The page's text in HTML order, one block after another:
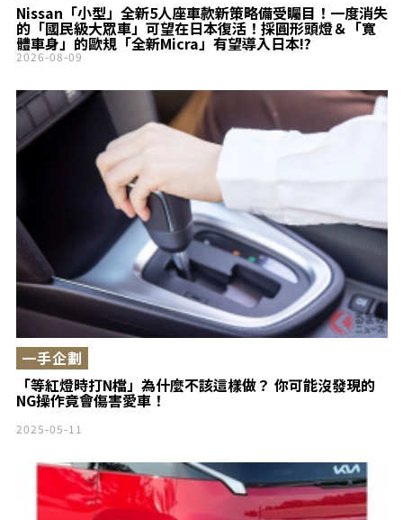
Nissan「小型」全新5人座車款新策略備受矚目！一度消失
的「國民級大眾車」可望在日本復活！採圓形頭燈＆「寬
體車身」的歐規「全新Micra」有望導入日本!?
2026-08-09
「等紅燈時打N檔」為什麼不該這樣做？ 你可能沒發現的
NG操作竟會傷害愛車！
一手企劃
2025-05-11